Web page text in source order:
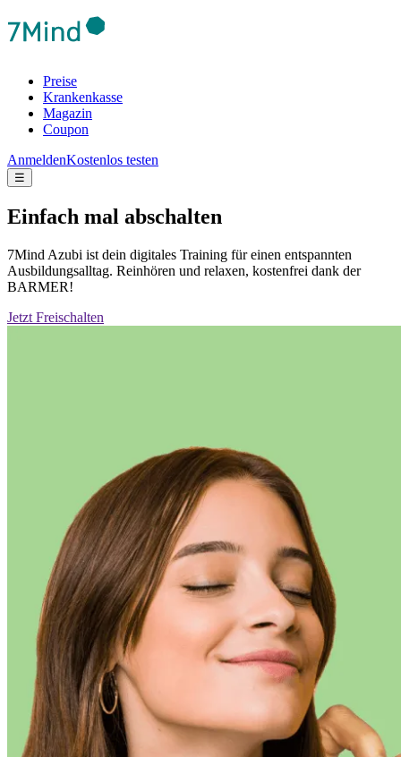
Preise
Krankenkasse
Magazin
Coupon
AnmeldenKostenlos testen
☰
Einfach mal abschalten
7Mind Azubi ist dein digitales Training für einen entspannten
Ausbildungsalltag. Reinhören und relaxen, kostenfrei dank der
BARMER!
Jetzt Freischalten